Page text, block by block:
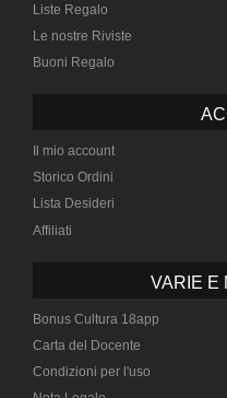
Liste Regalo
Le nostre Riviste
Buoni Regalo
Il mio account
Storico Ordini
Lista Desideri
Affiliati
VARIE E
Bonus Cultura 18app
Carta del Docente
Condizioni per l'uso